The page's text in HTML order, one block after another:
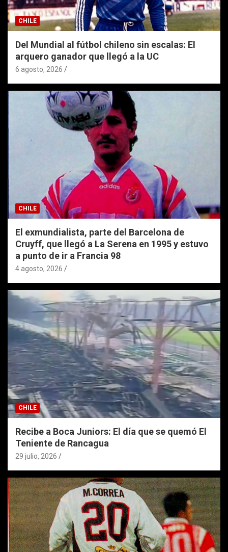
CHILE
Del Mundial al fútbol chileno sin escalas: El
arquero ganador que llegó a la UC
6 agosto, 2026
CHILE
El exmundialista, parte del Barcelona de
Cruyff, que llegó a La Serena en 1995 y estuvo
a punto de ir a Francia 98
4 agosto, 2026
CHILE
Recibe a Boca Juniors: El día que se quemó El
Teniente de Rancagua
29 julio, 2026